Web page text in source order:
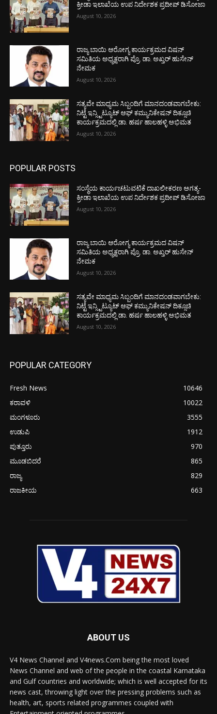
ಕ್ರೀಡಾ ಇಲಾಖೆಯ ಉಪ ನಿರ್ದೇಶಕ ಪ್ರದೀಪ್ ಡಿಸೋಜಾ
August 10, 2026
ರಾಜ್ಯ ಬಾಯಿ ಆರೋಗ್ಯ ಕಾರ್ಯಕ್ರಮದ ವಿಷನ್
ಸಮಿತಿಯ ಅಧ್ಯಕ್ಷರಾಗಿ ಪ್ರೊ. ಡಾ. ಅಖ್ತರ್ ಹುಸೇನ್
ನೇಮಕ
August 10, 2026
ಸತ್ಯವೇ ಮಾಧ್ಯಮ ಸಿಬ್ಬಂದಿಗೆ ಮಾನದಂಡವಾಗಬೇಕು:
ನಿಟ್ಟೆ ಇನ್ಸ್ಟಿಟ್ಯೂಟ್ ಆಫ್ ಕಮ್ಯುನಿಕೇಷನ್ ದಿಕ್ಸೂಚಿ
ಕಾರ್ಯಕ್ರಮದಲ್ಲಿ ಡಾ. ಹರ್ಷ ಹಾಲಹಳ್ಳಿ ಅಭಿಮತ
August 10, 2026
POPULAR POSTS
ಸಂಸ್ಥೆಯ ಕಾರ್ಯಚಟುವಟಿಕೆ ದಾಖಲೀಕರಣ ಅಗತ್ಯ-
ಕ್ರೀಡಾ ಇಲಾಖೆಯ ಉಪ ನಿರ್ದೇಶಕ ಪ್ರದೀಪ್ ಡಿಸೋಜಾ
August 10, 2026
ರಾಜ್ಯ ಬಾಯಿ ಆರೋಗ್ಯ ಕಾರ್ಯಕ್ರಮದ ವಿಷನ್
ಸಮಿತಿಯ ಅಧ್ಯಕ್ಷರಾಗಿ ಪ್ರೊ. ಡಾ. ಅಖ್ತರ್ ಹುಸೇನ್
ನೇಮಕ
August 10, 2026
ಸತ್ಯವೇ ಮಾಧ್ಯಮ ಸಿಬ್ಬಂದಿಗೆ ಮಾನದಂಡವಾಗಬೇಕು:
ನಿಟ್ಟೆ ಇನ್ಸ್ಟಿಟ್ಯೂಟ್ ಆಫ್ ಕಮ್ಯುನಿಕೇಷನ್ ದಿಕ್ಸೂಚಿ
ಕಾರ್ಯಕ್ರಮದಲ್ಲಿ ಡಾ. ಹರ್ಷ ಹಾಲಹಳ್ಳಿ ಅಭಿಮತ
August 10, 2026
POPULAR CATEGORY
Fresh News
10646
ಕರಾವಳಿ
10022
ಮಂಗಳೂರು
3555
ಉಡುಪಿ
1912
ಪುತ್ತೂರು
970
ಮೂಡಬಿದರೆ
865
ರಾಜ್ಯ
829
ರಾಜಕೀಯ
663
ABOUT US
V4 News Channel and V4news.Com being the most loved
News Channel and web of the people in the coastal Karnataka
and Gulf countries and worldwide; which is well accepted for its
news cast, throwing light over the pressing problems such as
health, art, sports related programmes coupled with